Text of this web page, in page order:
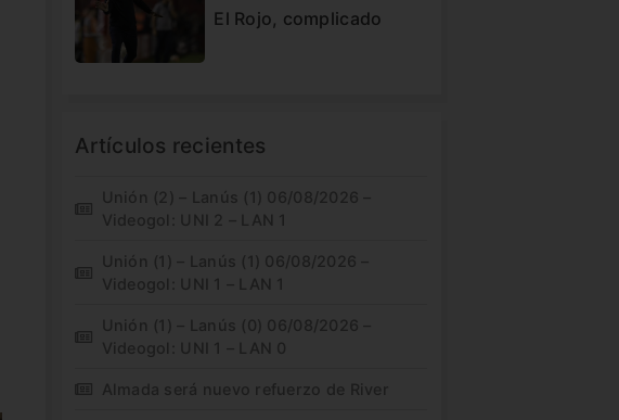
El Rojo, complicado
Artículos recientes
Unión (2) – Lanús (1) 06/08/2026 –
Videogol: UNI 2 – LAN 1
Unión (1) – Lanús (1) 06/08/2026 –
Videogol: UNI 1 – LAN 1
Unión (1) – Lanús (0) 06/08/2026 –
Videogol: UNI 1 – LAN 0
Almada será nuevo refuerzo de River